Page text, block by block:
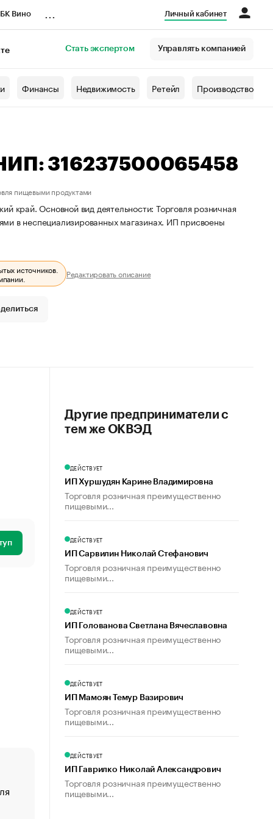
Вино Личный кабинет
Стать экспертом Управлять компанией
Финансы Недвижимость Ретейл Производство
316237500065458
пищевыми продуктами
край. Основной вид деятельности: Торговля розничная
в неспециализированных магазинах. ИП присвоены
источников.
Редактировать описание
«От спорта тело стареет иначе». Как живет глава
создавшей GTA
Другие предприниматели с
тем же ОКВЭД
ДЕЙСТВУЕТ
ИП Хуршудян Карине Владимировна
Торговля розничная преимущественно
пищевыми...
ДЕЙСТВУЕТ
ИП Сарвилин Николай Стефанович
Торговля розничная преимущественно
пищевыми...
ДЕЙСТВУЕТ
ИП Голованова Светлана Вячеславовна
Торговля розничная преимущественно
пищевыми...
ДЕЙСТВУЕТ
ИП Мамоян Темур Вазирович
Торговля розничная преимущественно
пищевыми...
ДЕЙСТВУЕТ
ИП Гаврилко Николай Александрович
Торговля розничная преимущественно
пищевыми...